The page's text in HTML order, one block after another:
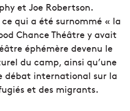
et Joe Robertson.
qui a été surnommé « la
Chance Théâtre y avait
éphémère devenu le
du camp, ainsi qu’une
débat international sur la
et des migrants.